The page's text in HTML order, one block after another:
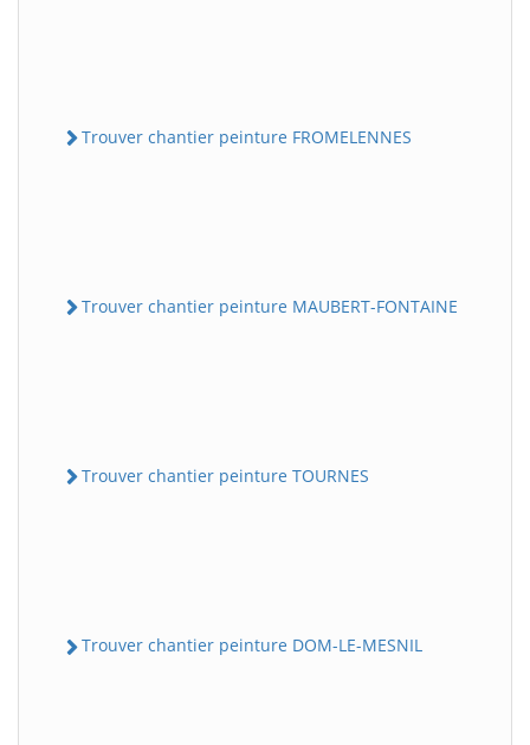
Trouver chantier peinture FROMELENNES
Trouver chantier peinture MAUBERT-FONTAINE
Trouver chantier peinture TOURNES
Trouver chantier peinture DOM-LE-MESNIL